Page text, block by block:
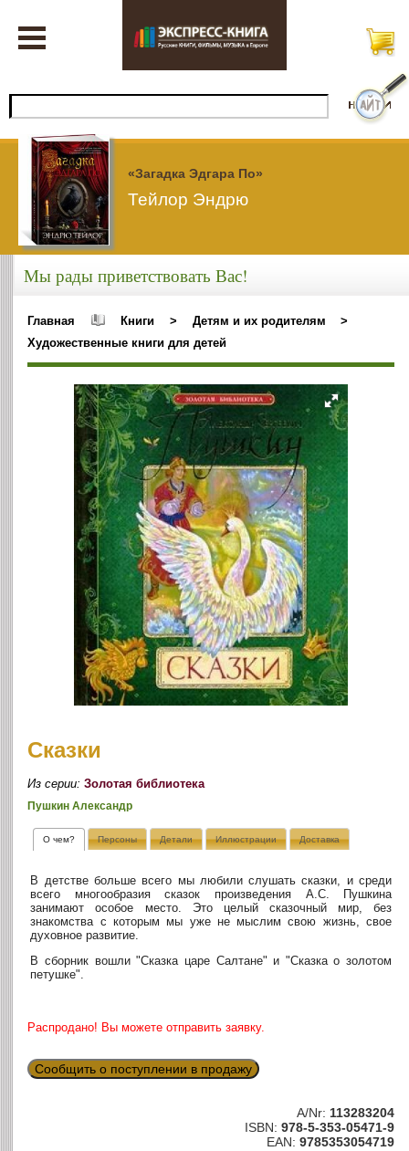
«Загадка Эдгара По»
Тейлор Эндрю
Мы рады приветствовать Вас!
Главная Книги > Детям и их родителям
>
Художественные книги для детей
Сказки
Из серии:Золотая библиотека
Пушкин Александр
О чем? Персоны Детали Иллюстрации Доставка
В детстве больше всего мы любили слушать сказки, и среди
всего многообразия сказок произведения А.С. Пушкина
занимают особое место. Это целый сказочный мир, без
знакомства с которым мы уже не мыслим свою жизнь, свое
духовное развитие.
В сборник вошли "Сказка царе Салтане" и "Сказка о золотом
петушке".
Распродано! Вы можете отправить заявку.
Сообщить о поступлении в продажу
A/Nr: 113283204
ISBN: 978-5-353-05471-9
EAN: 9785353054719